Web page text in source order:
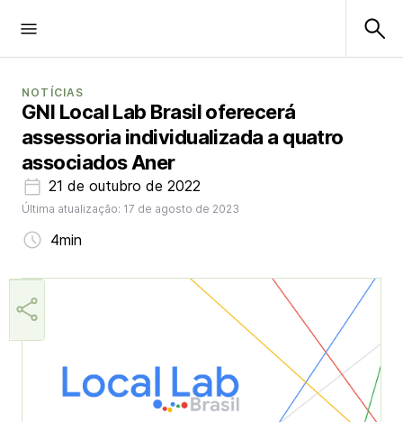
NOTÍCIAS
GNI Local Lab Brasil oferecerá
assessoria individualizada a quatro
associados Aner
21 de outubro de 2022
Última atualização: 17 de agosto de 2023
4min
Márcia Miranda